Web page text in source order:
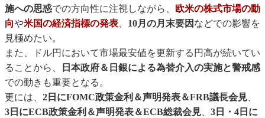
施への思惑での方向性に注視しながら、
欧米の株式市場の動
向や米国の経済指標の発表、 10月の月末要因 などでの影響を
見極めたい。
また、ドル円において市場最安値を更新する円高が続いてい
ることから、
日本政府＆日銀による為替介入の実施と警戒感
での動きも重要となる。
更には、 2日にFOMC政策金利＆声明発表＆FRB議長会見、
3日にECB政策金利＆声明発表＆ECB総裁会見、 3日・4日に